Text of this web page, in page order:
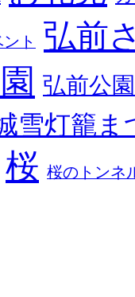
ト 弘前
弘前公
雪灯籠ま
桜 桜のトンネ